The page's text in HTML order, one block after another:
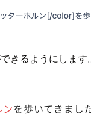
きるようにします。